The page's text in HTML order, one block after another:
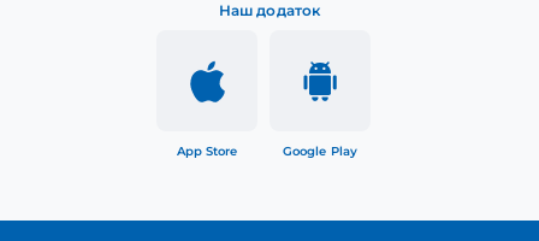
Наш додаток
App Store Google Play